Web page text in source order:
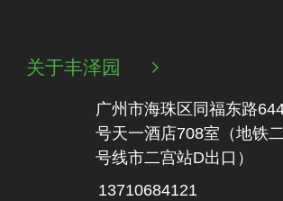
关于丰泽园 
广州市海珠区同福东路
号天一酒店708室（地铁‬
号线市二‬宫站D出口）
13710684121